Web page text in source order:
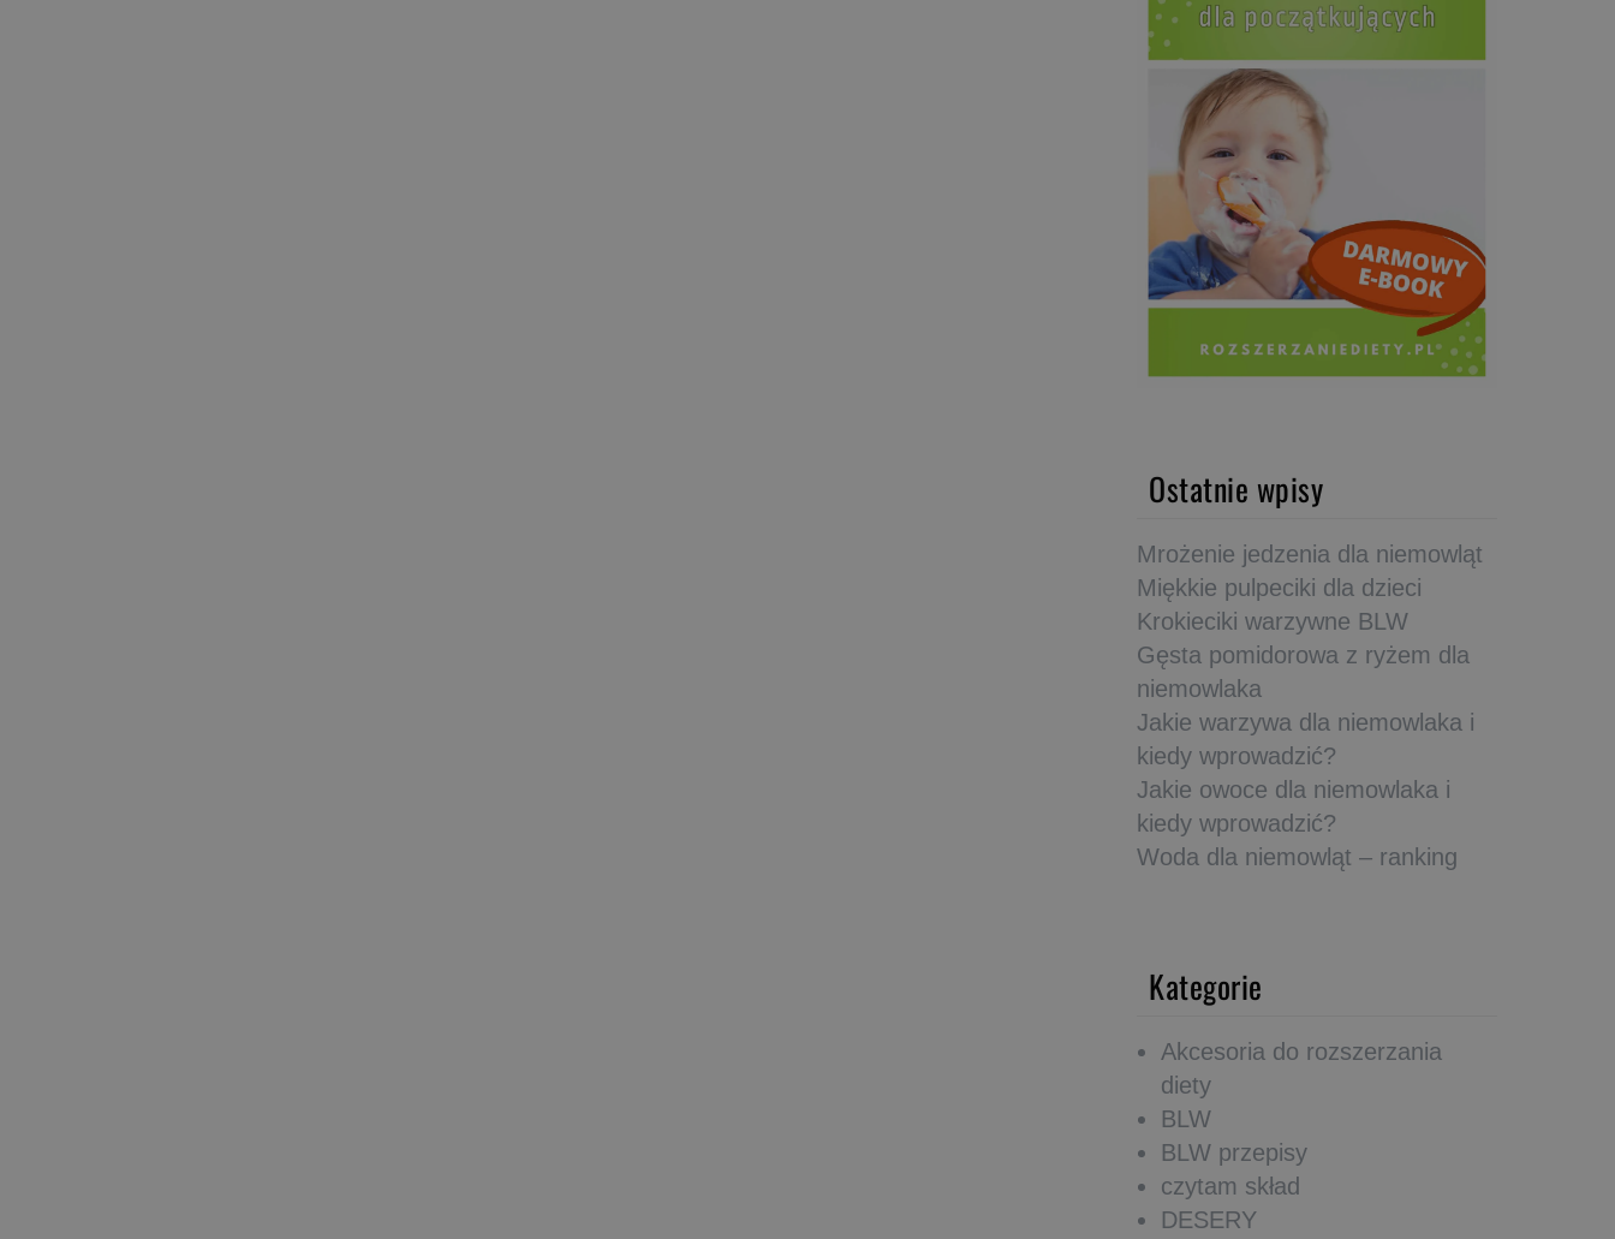
Ostatnie wpisy
Mrożenie jedzenia dla niemowląt
Miękkie pulpeciki dla dzieci
Krokieciki warzywne BLW
Gęsta pomidorowa z ryżem dla
niemowlaka
Jakie warzywa dla niemowlaka i
kiedy wprowadzić?
Jakie owoce dla niemowlaka i
kiedy wprowadzić?
Woda dla niemowląt – ranking
Kategorie
Akcesoria do rozszerzania
diety
BLW
BLW przepisy
czytam skład
DESERY